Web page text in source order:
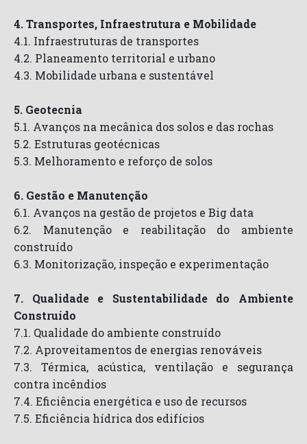
4. Transportes, Infraestrutura e Mobilidade
4.1. Infraestruturas de transportes
4.2. Planeamento territorial e urbano
4.3. Mobilidade urbana e sustentável
5. Geotecnia
5.1. Avanços na mecânica dos solos e das rochas
5.2. Estruturas geotécnicas
5.3. Melhoramento e reforço de solos
6. Gestão e Manutenção
6.1. Avanços na gestão de projetos e Big data
6.2. Manutenção e reabilitação do ambiente
construído
6.3. Monitorização, inspeção e experimentação
7. Qualidade e Sustentabilidade do Ambiente
Construído
7.1. Qualidade do ambiente construído
7.2. Aproveitamentos de energias renováveis
7.3. Térmica, acústica, ventilação e segurança
contra incêndios
7.4. Eficiência energética e uso de recursos
7.5. Eficiência hídrica dos edifícios